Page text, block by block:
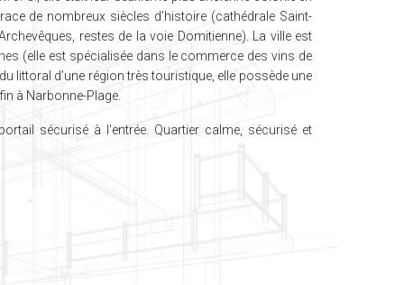
de nombreux siècles d’histoire (cathédrale Saint-
restes de la voie Domitienne). La ville est
(elle est spécialisée dans le commerce des vins de
littoral d’une région très touristique, elle possède une
à Narbonne-Plage.
sécurisé à l'entrée. Quartier calme, sécurisé et